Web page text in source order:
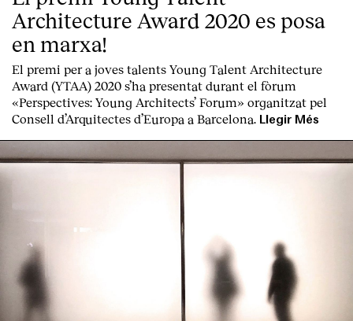
Architecture Award 2020 es posa
en marxa!
El premi per a joves talents Young Talent Architecture
Award (YTAA) 2020 s’ha presentat durant el fòrum
«Perspectives: Young Architects’ Forum» organitzat pel
Consell d’Arquitectes d’Europa a Barcelona. Llegir Més